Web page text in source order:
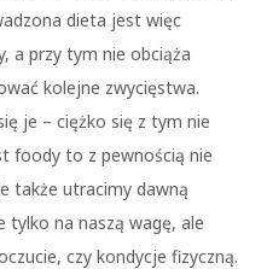
dieta jest więc
a przy tym nie obciąża
kolejne zwycięstwa.
je – ciężko się z tym nie
foody to z pewnością nie
także utracimy dawną
tylko na naszą wagę, ale
czy kondycje fizyczną.